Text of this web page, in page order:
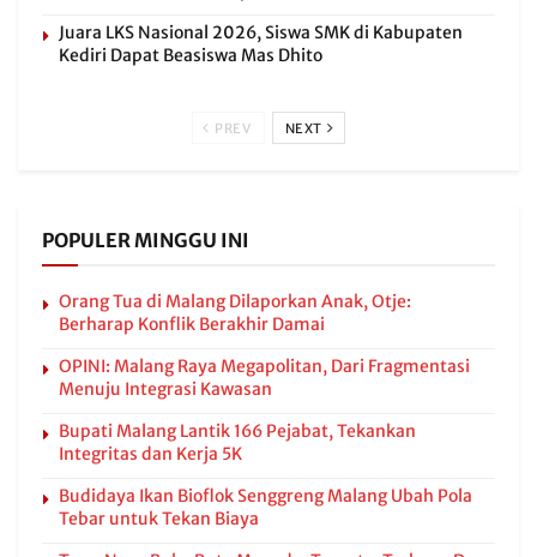
Juara LKS Nasional 2026, Siswa SMK di Kabupaten
Kediri Dapat Beasiswa Mas Dhito
PREV NEXT
POPULER MINGGU INI
Orang Tua di Malang Dilaporkan Anak, Otje:
Berharap Konflik Berakhir Damai
OPINI: Malang Raya Megapolitan, Dari Fragmentasi
Menuju Integrasi Kawasan
Bupati Malang Lantik 166 Pejabat, Tekankan
Integritas dan Kerja 5K
Budidaya Ikan Bioflok Senggreng Malang Ubah Pola
Tebar untuk Tekan Biaya